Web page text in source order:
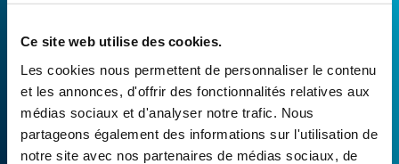
Ce site web utilise des cookies.
Les cookies nous permettent de personnaliser le contenu
et les annonces, d'offrir des fonctionnalités relatives aux
médias sociaux et d'analyser notre trafic. Nous
partageons également des informations sur l'utilisation de
notre site avec nos partenaires de médias sociaux, de
Distributeurs. De l’achat depièces scooters
d’occasion garanties à la révision complète de
votre 2 roues, trouvez le garage le plus proche de
chez vous.
Rechercher par...